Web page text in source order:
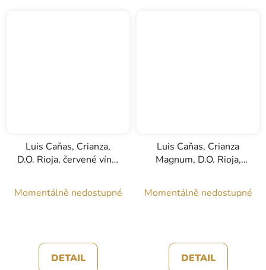
Luis Caňas, Crianza,
D.O. Rioja, červené víno,
Momentálně nedostupné
DETAIL
Luis Caňas, Crianza
Magnum, D.O. Rioja,
Momentálně nedostupné
DETAIL